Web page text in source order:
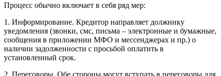
Процесс обычно включает в себя ряд мер:
1. Информирование. Кредитор направляет должнику
уведомления (звонки, смс, письма – электронные и бумажные,
сообщения в приложении МФО и мессенджерах и пр.) о
наличии задолженности с просьбой оплатить в
установленный срок.
2. Переговоры. Обе стороны могут вступать в переговоры для